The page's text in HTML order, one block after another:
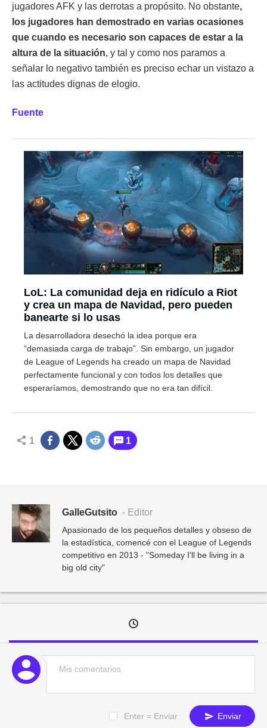
jugadores AFK y las derrotas a propósito. No obstante,
los jugadores han demostrado en varias ocasiones
que cuando es necesario son capaces de estar a la
altura de la situación, y tal y como nos paramos a
señalar lo negativo también es preciso echar un vistazo a
las actitudes dignas de elogio.
Fuente
LoL: La comunidad deja en ridículo a Riot
y crea un mapa de Navidad, pero pueden
banearte si lo usas
La desarrolladora desechó la idea porque era
“demasiada carga de trabajo”. Sin embargo, un jugador
de League of Legends ha creado un mapa de Navidad
perfectamente funcional y con todos los detalles que
esperaríamos, demostrando que no era tan difícil.
1 1
GalleGutsito - Editor
Apasionado de los pequeños detalles y obseso de
la estadística, comencé con el League of Legends
competitivo en 2013 - "Someday I'll be living in a
big old city"
Enter = Enviar Enviar